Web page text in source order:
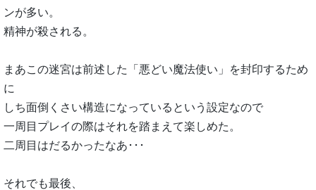
ンが多い。
精神が殺される。
まあこの迷宮は前述した「悪どい魔法使い」を封印するため
に
しち面倒くさい構造になっているという設定なので
一周目プレイの際はそれを踏まえて楽しめた。
二周目はだるかったなあ･･･
それでも最後、